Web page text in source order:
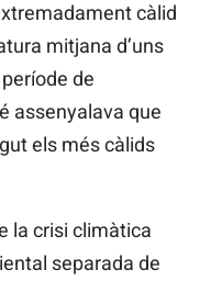
càlid
mitjana d’uns
de
assenyalava que
els més càlids
la crisi climàtica
separada de